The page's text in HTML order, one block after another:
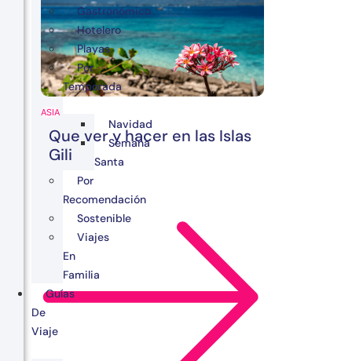
ASIA
Que ver y hacer en las Islas
Gili
Gastronómico
Hotelero
Playas
Por
Temporada
Navidad
Semana
Santa
Por
Recomendación
Sostenible
Viajes
En
Familia
Guías
De
Viaje